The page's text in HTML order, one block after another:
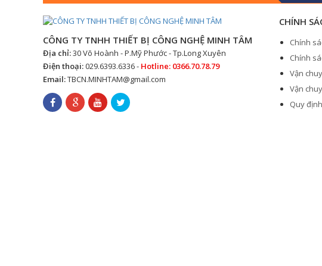
CÔNG TY TNHH THIẾT BỊ CÔNG NGHỆ MINH TÂM
Địa chỉ:30 Võ Hoành - P.Mỹ Phước - Tp.Long Xuyên
Điện thoại:029.6393.6336 - Hotline: 0366.70.78.79
Email:TBCN.MINHTAM@gmail.com
CHÍNH
Chính
Chính
Vận
Vận
Quy